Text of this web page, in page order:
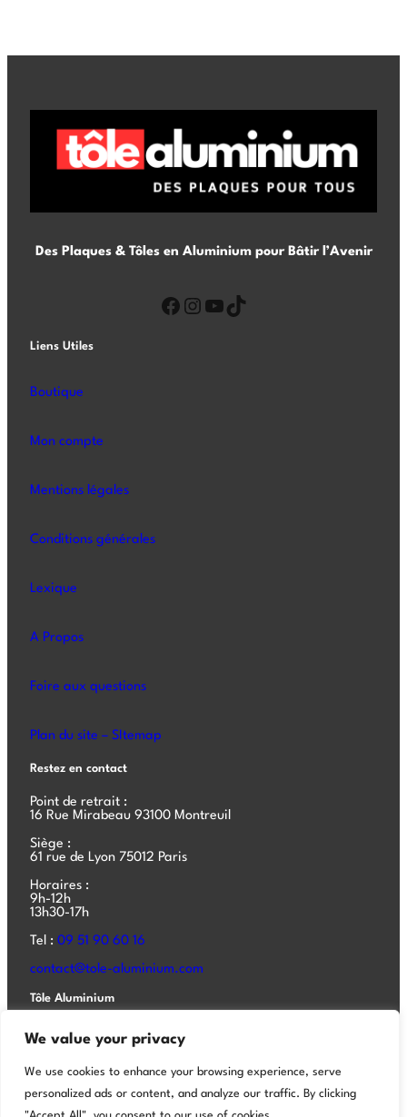
We value your privacy
We use cookies to enhance your browsing experience, serve
personalized ads or content, and analyze our traffic. By clicking
Des Plaques & Tôles en Aluminium pour Bâtir l’Avenir
Liens Utiles
Boutique
Mon compte
Mentions légales
Conditions générales
Lexique
A Propos
Foire aux questions
Plan du site – SItemap
Restez en contact
Point de retrait :
16 Rue Mirabeau 93100 Montreuil
Siège :
61 rue de Lyon 75012 Paris
Horaires :
9h-12h
13h30-17h
Tel : 09 51 90 60 16
contact@tole-aluminium.com
Tôle Aluminium
Tôle aluminium
Aluminium composite